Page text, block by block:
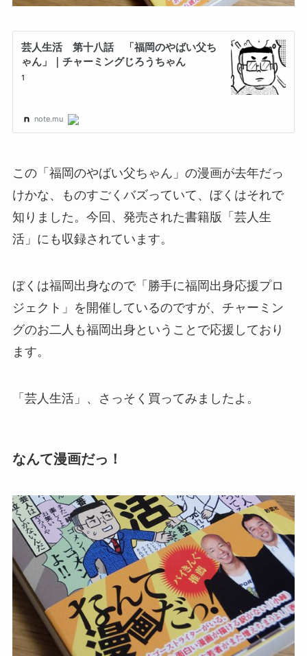
この「福岡のやばい父ちゃん」の漫画が去年だっ
けかな、ものすごくバズっていて、ぼくはそれで
知りました。今回、発売された書籍版「芸人生
活」にも収録されています。
ぼくは福岡出身なので「勝手に福岡出身応援プロ
ジェクト」を開催しているのですが、チャーミン
グのお二人も福岡出身ということで応援しており
ます。
「芸人生活」、さっそく買ってみましたよ。
なんて漫画だっ！